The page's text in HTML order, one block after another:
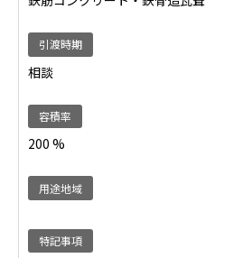
引渡時期
相談
容積率
200 %
用途地域
特記事項